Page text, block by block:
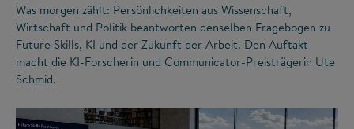
Was morgen zählt: Persönlichkeiten aus Wissenschaft,
Wirtschaft und Politik beantworten denselben Fragebogen zu
Future Skills, KI und der Zukunft der Arbeit. Den Auftakt
macht die KI-Forscherin und Communicator-Preisträgerin Ute
Schmid.